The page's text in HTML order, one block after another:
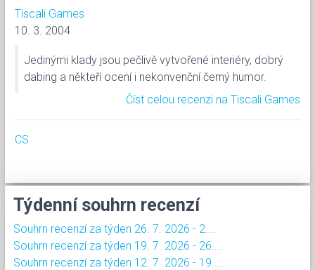
Tiscali Games
10. 3. 2004
Jedinými klady jsou pečlivě vytvořené interiéry, dobrý
dabing a někteří ocení i nekonvenční černý humor.
Číst celou recenzi na Tiscali Games
CS
Týdenní souhrn recenzí
Souhrn recenzí za týden 26. 7. 2026 - 2....
Souhrn recenzí za týden 19. 7. 2026 - 26....
Souhrn recenzí za týden 12. 7. 2026 - 19....